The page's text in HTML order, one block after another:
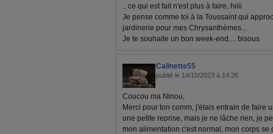
.. ce qui est fait n'est plus à faire, hiiii
Je pense comme toi à la Toussaint qui
jardinerie pour mes Chrysanthèmes...
Je te souhaite un bon week-end.... bisous
Calinette55
publié le 14/10/2023 à 14:26
Coucou ma Ninou,
Merci pour ton comm, j'étais entrain de faire
une petite reprise, mais je ne lâche rien, je
mon alimentation c'est normal, mon corps